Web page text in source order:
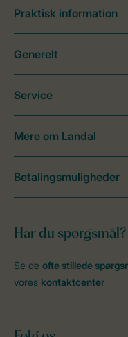
Har du spørgsmål?
Se de ofte stillede
vores kontaktcenter
Praktisk information
Generelt
Service
Mere om Landal
Betalingsmuligheder